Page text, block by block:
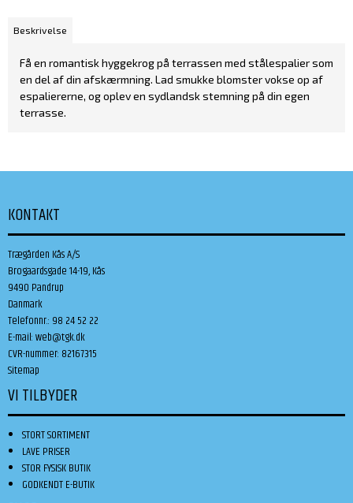
Beskrivelse
Få en romantisk hyggekrog på terrassen med stålespalier som
en del af din afskærmning. Lad smukke blomster vokse op af
espaliererne, og oplev en sydlandsk stemning på din egen
terrasse.
KONTAKT
Trægården Kås A/S
Brogaardsgade 14-19, Kås
9490 Pandrup
Danmark
Telefonnr.: 98 24 52 22
E-mail:web@tgk.dk
CVR-nummer: 82167315
Sitemap
VI TILBYDER
STORT SORTIMENT
LAVE PRISER
STOR FYSISK BUTIK
GODKENDT E-BUTIK